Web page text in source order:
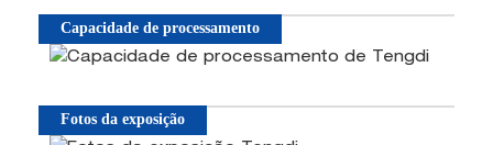
Capacidade de processamento
Fotos da exposição